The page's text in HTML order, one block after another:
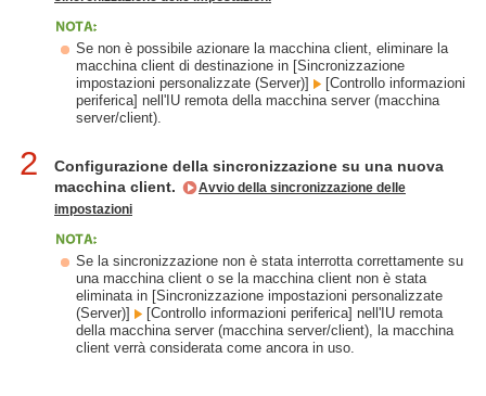
Se non è possibile azionare la macchina client, eliminare la
macchina client di destinazione in [Sincronizzazione
impostazioni personalizzate (Server)]
[Controllo informazioni
periferica] nell'IU remota della macchina server (macchina
server/client).
2
Configurazione della sincronizzazione su una nuova
macchina client.
Avvio della sincronizzazione delle
impostazioni
Se la sincronizzazione non è stata interrotta correttamente su
una macchina client o se la macchina client non è stata
eliminata in [Sincronizzazione impostazioni personalizzate
(Server)]
[Controllo informazioni periferica] nell'IU remota
della macchina server (macchina server/client), la macchina
client verrà considerata come ancora in uso.